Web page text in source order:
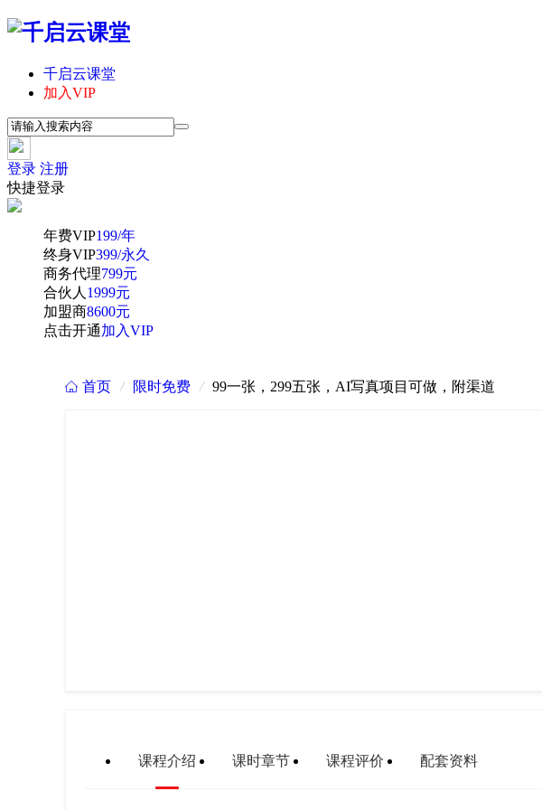
千启云课堂
加入VIP
登录 注册
快捷登录
年费VIP199/年
终身VIP399/永久
商务代理799元
合伙人 1999元
加盟商8600元
点击开通加入VIP
 首页 / 限时免费 / 99一张，299五张，AI写真项目可做，附渠道
课程介绍 课时章节 课程评价 配套资料